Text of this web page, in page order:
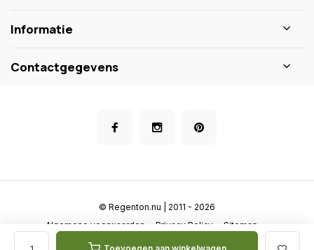
Informatie
Contactgegevens
Algemene voorwaarden Privacy Policy Sitemap
© Regenton.nu | 2011 - 2026